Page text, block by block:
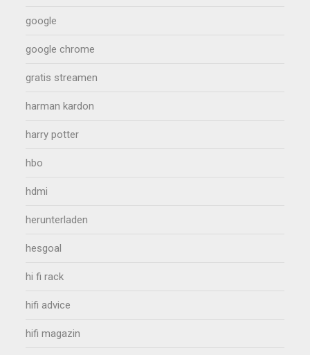
google
google chrome
gratis streamen
harman kardon
harry potter
hbo
hdmi
herunterladen
hesgoal
hi fi rack
hifi advice
hifi magazin